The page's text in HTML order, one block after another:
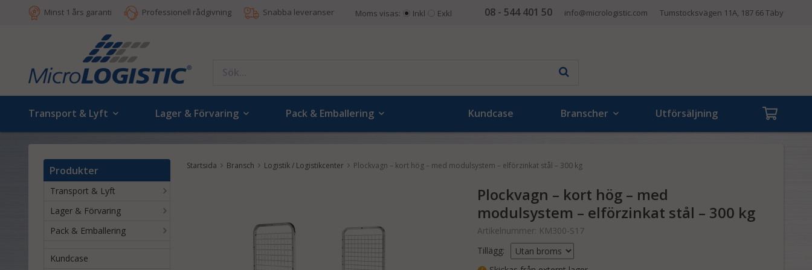
Minst 1 års garanti Professionell rådgivning Snabba leveranser 08 - 544 401 50 info@micrologistic.com Tumstocksvägen 11A, 187 66 Täby
Moms visas: Inkl Exkl
Transport & Lyft Lager & Förvaring Pack & Emballering Kundcase Branscher Utförsäljning
Produkter
Transport & Lyft
Lager & Förvaring
Pack & Emballering
Kundcase
Startsida Bransch Logistik / Logistikcenter Plockvagn – kort hög – med modulsystem – elförzinkat stål – 300 kg
Plockvagn – kort hög – med
modulsystem – elförzinkat stål – 300 kg
Artikelnummer: KM300-S17
Tillägg: